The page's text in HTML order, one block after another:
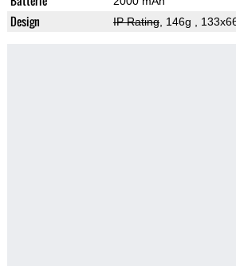
Design IP Rating, 146g ,